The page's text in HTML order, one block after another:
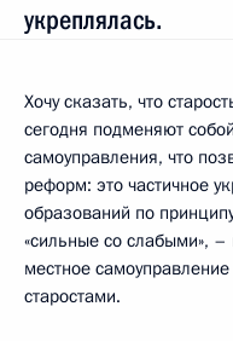
укреплялась.
Хочу сказать, что
сегодня подменяют
самоуправления, что
реформ: это частичное
образований по
«сильные со слабыми»,
местное
старостами.